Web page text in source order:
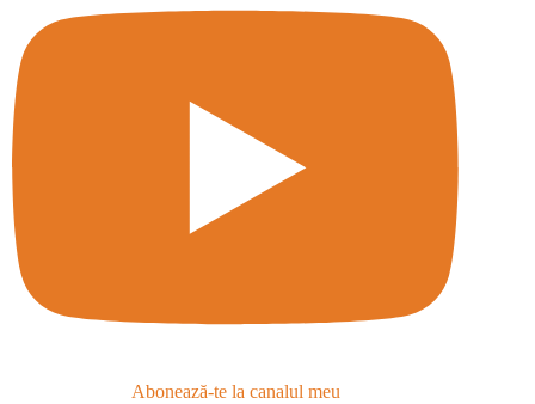
Abonează-te la canalul meu